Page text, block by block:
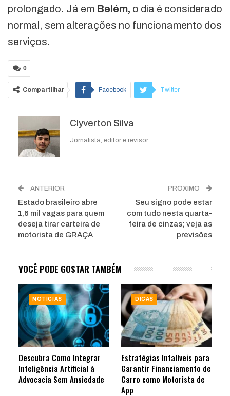
prolongado. Já em Belém, o dia é considerado
normal, sem alterações no funcionamento dos
serviços.
0
Compartilhar Facebook Twitter
WhatsApp
Clyverton Silva
Jornalista, editor e revisor.
ANTERIOR
Estado brasileiro abre
1,6 mil vagas para quem
deseja tirar carteira de
motorista de GRAÇA
PRÓXIMO
Seu signo pode estar
com tudo nesta quarta-
feira de cinzas; veja as
previsões
VOCÊ PODE GOSTAR TAMBÉM
NOTÍCIAS
Descubra Como Integrar
Inteligência Artificial à
Advocacia Sem Ansiedade
DICAS
Estratégias Infalíveis para
Garantir Financiamento de
Carro como Motorista de
App